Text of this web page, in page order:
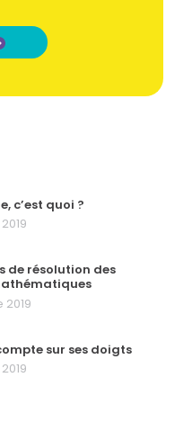
c’est quoi ?
de résolution des
sur ses doigts